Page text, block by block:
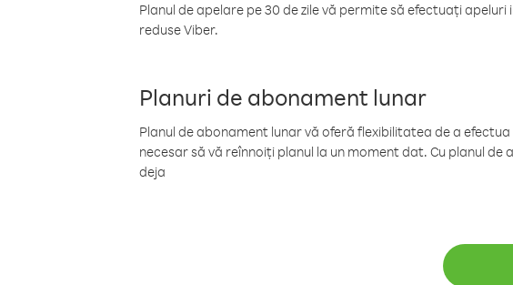
Planul de apelare pe 30 de zile vă permite să efectuați
reduse Viber.
Planuri de abonament lunar
Planul de abonament lunar vă oferă flexibilitatea de a
necesar să vă reînnoiți planul la un moment dat. Cu planul
deja